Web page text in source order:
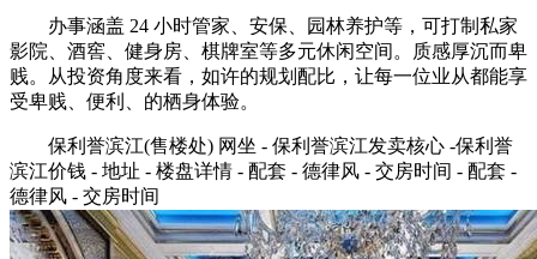
办事涵盖 24 小时管家、安保、园林养护等，可打制私家
影院、酒窖、健身房、棋牌室等多元休闲空间。质感厚沉而卑
贱。从投资角度来看，如许的规划配比，让每一位业从都能享
受卑贱、便利、的栖身体验。
保利誉滨江(售楼处) 网坐 - 保利誉滨江发卖核心 -保利誉
滨江价钱 - 地址 - 楼盘详情 - 配套 - 德律风 - 交房时间 - 配套 -
德律风 - 交房时间